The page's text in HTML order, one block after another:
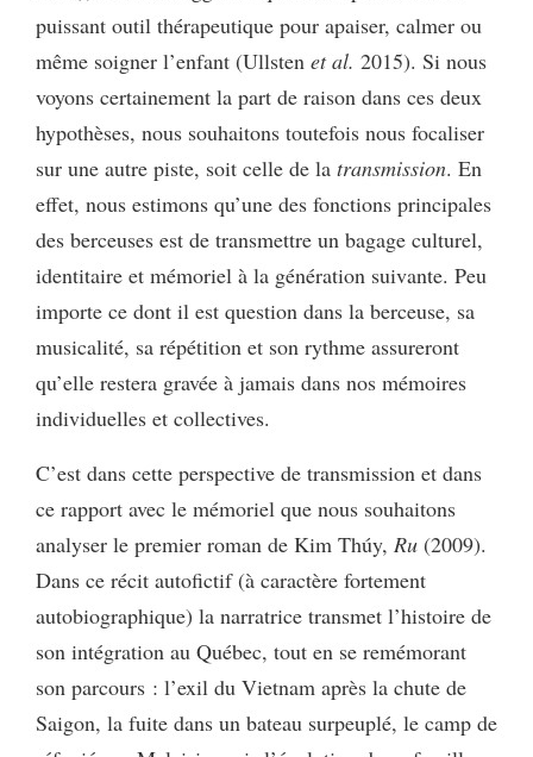
puissant outil thérapeutique pour apaiser, calmer ou
même soigner l’enfant (Ullsten et al. 2015). Si nous
voyons certainement la part de raison dans ces deux
hypothèses, nous souhaitons toutefois nous focaliser
sur une autre piste, soit celle de la transmission. En
effet, nous estimons qu’une des fonctions principales
des berceuses est de transmettre un bagage culturel,
identitaire et mémoriel à la génération suivante. Peu
importe ce dont il est question dans la berceuse, sa
musicalité, sa répétition et son rythme assureront
qu’elle restera gravée à jamais dans nos mémoires
individuelles et collectives.
C’est dans cette perspective de transmission et dans
ce rapport avec le mémoriel que nous souhaitons
analyser le premier roman de Kim Thúy, Ru (2009).
Dans ce récit autofictif (à caractère fortement
autobiographique) la narratrice transmet l’histoire de
son intégration au Québec, tout en se remémorant
son parcours : l’exil du Vietnam après la chute de
Saigon, la fuite dans un bateau surpeuplé, le camp de